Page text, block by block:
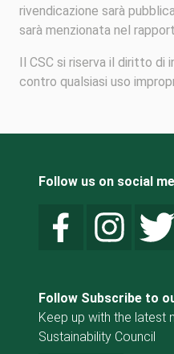
rivendicazione sarà
sarà menzionata nel
Il CSC si riserva il diritto di
contro qualsiasi uso
Follow us on social
Follow Subscribe to
Keep up with the latest
Sustainability Council